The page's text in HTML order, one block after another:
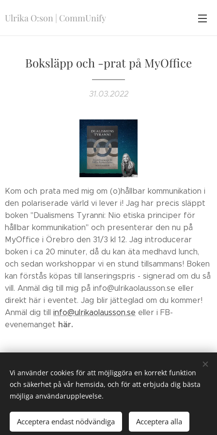
Ulrika O:son | CommUnify
Boksläpp och -prat på MyOffice
31.03.2022
Kom och prata med mig om (o)hållbar kommunikation i
den polariserade värld vi lever i! Jag har precis släppt
boken "Dualismens Tyranni: Nio etiska principer för
hållbar kommunikation" och presenterar den nu på
MyOffice i Örebro den 31/3 kl 12. Jag introducerar
boken i ca 20 minuter, då du kan äta medhavd lunch,
och sedan workshoppar vi en stund tillsammans! Boken
kan förstås köpas till lanseringspris - signerad om du så
vill. Anmäl dig till mig på info@ulrikaolausson.se eller
direkt här i eventet. Jag blir jätteglad om du kommer!
Anmäl dig till info@ulrikaolausson.se eller i FB-
evenemanget här.
© 2026Ulrika Olausson.Alla rättigheter reserverade.
Cookies
Vi använder cookies för att möjliggöra en korrekt funktion
och säkerhet på vår hemsida, och för att erbjuda dig bästa
möjliga användarupplevelse.
Acceptera endast nödvändiga Acceptera alla